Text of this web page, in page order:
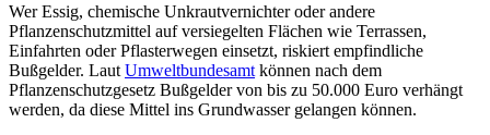
Wer Essig, chemische Unkrautvernichter oder andere
Pflanzenschutzmittel auf versiegelten Flächen wie Terrassen,
Einfahrten oder Pflasterwegen einsetzt, riskiert empfindliche
Bußgelder. Laut Umweltbundesamt können nach dem
Pflanzenschutzgesetz Bußgelder von bis zu 50.000 Euro verhängt
werden, da diese Mittel ins Grundwasser gelangen können.